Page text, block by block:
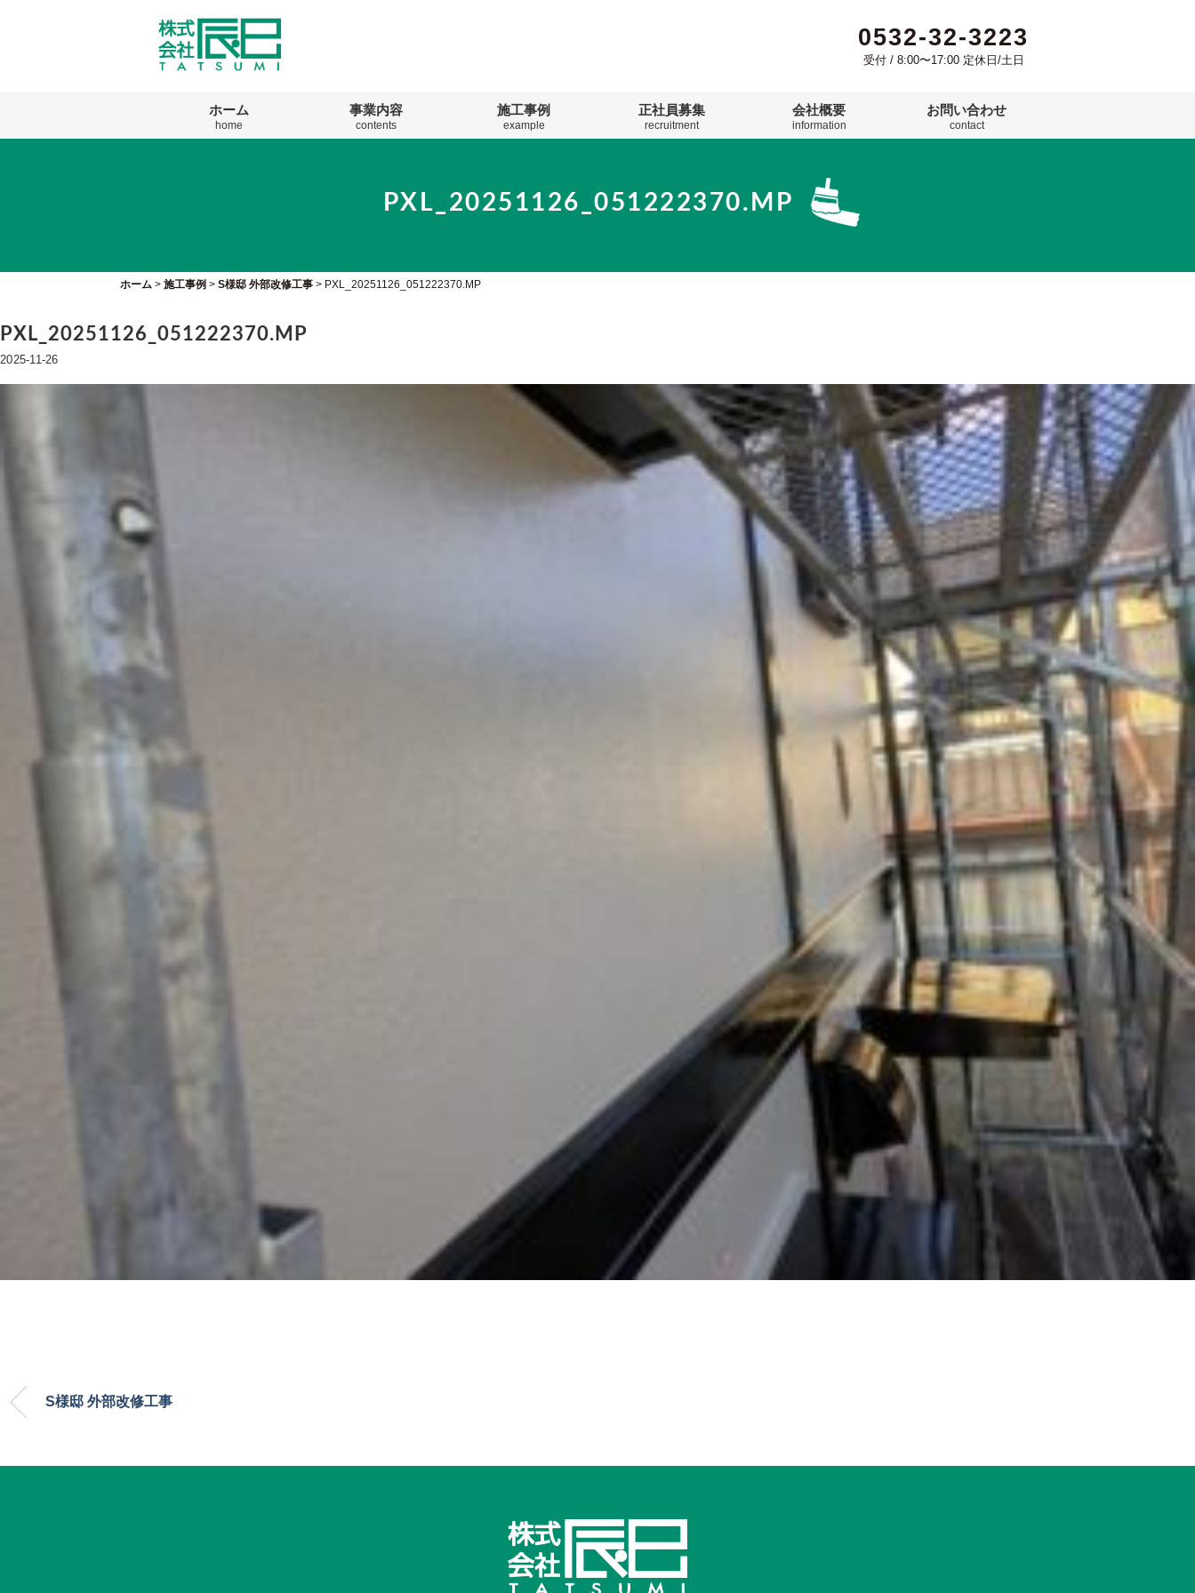
0532-32-3223
受付 / 8:00〜17:00 定休日/土日
ホーム
home
事業内容
contents
施工事例
example
正社員募集
recruitment
会社概要
information
お問い合わせ
contact
PXL_20251126_051222370.MP
ホーム> 施工事例 > S様邸 外部改修工事> PXL_20251126_051222370.MP
PXL_20251126_051222370.MP
2025-11-26
S様邸 外部改修工事